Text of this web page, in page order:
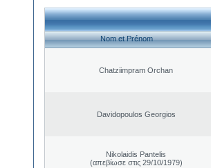
Nom et Prénom
Chatziimpram Orchan
Davidopoulos Georgios
Nikolaidis Pantelis
(απεβίωσε στις 29/10/1979)